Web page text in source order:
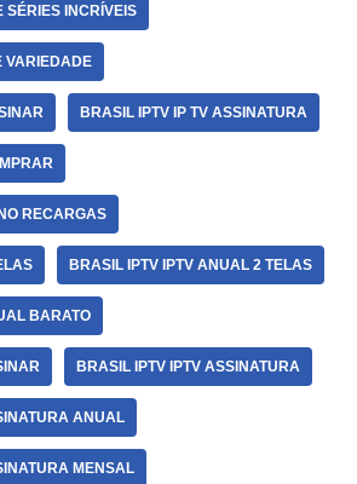
SÉRIES INCRÍVEIS
VARIEDADE
BRASIL IPTV IP TV ASSINATURA
RECARGAS
BRASIL IPTV IPTV ANUAL 2 TELAS
BARATO
BRASIL IPTV IPTV ASSINATURA
ANUAL
MENSAL